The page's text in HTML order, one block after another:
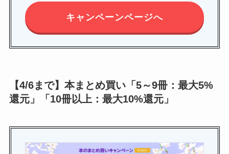
キャンペーンページへ
【4/6まで】本まとめ買い「5～9冊：最大5%
還元」「10冊以上：最大10%還元」